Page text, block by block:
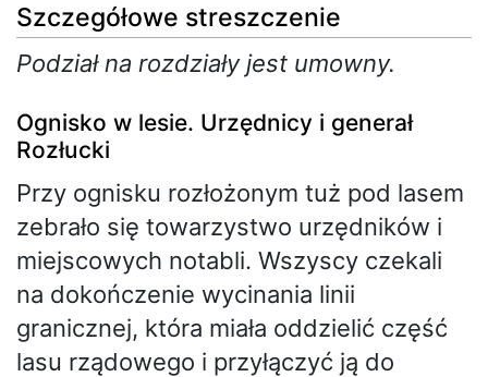
Szczegółowe streszczenie
Podział na rozdziały jest umowny.
Ognisko w lesie. Urzędnicy i generał
Rozłucki
Przy ognisku rozłożonym tuż pod lasem
zebrało się towarzystwo urzędników i
miejscowych notabli. Wszyscy czekali
na dokończenie wycinania linii
granicznej, która miała oddzielić część
lasu rządowego i przyłączyć ją do